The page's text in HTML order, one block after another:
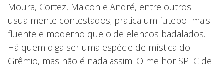
Moura, Cortez, Maicon e André, entre outros
usualmente contestados, pratica um futebol mais
fluente e moderno que o de elencos badalados.
Há quem diga ser uma espécie de mística do
Grêmio, mas não é nada assim. O melhor SPFC de